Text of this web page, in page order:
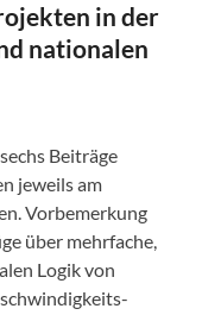
in der
nationalen
Beiträge
jeweils am
Vorbemerkung
über mehrfache,
Logik von